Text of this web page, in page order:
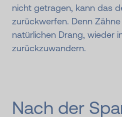
nicht getragen, kann das
zurückwerfen. Denn
natürlichen Drang, wieder
zurückzuwandern.
Nach der